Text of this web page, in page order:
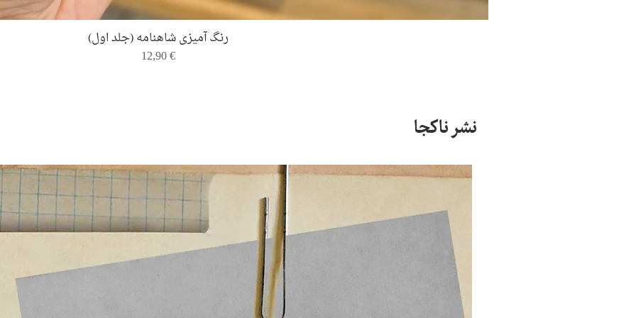
Quick View
رنگ ‌آمیزی شاهنامه (جلد اول)
Price
12,90 €
نشر ناکجا